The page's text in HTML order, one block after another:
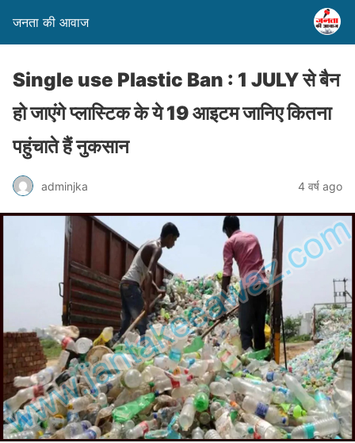
जनता की आवाज
Single use Plastic Ban : 1 JULY से बैन
हो जाएंगे प्लास्टिक के ये 19 आइटम जानिए कितना
पहुंचाते हैं नुकसान
adminjka 4 वर्ष ago